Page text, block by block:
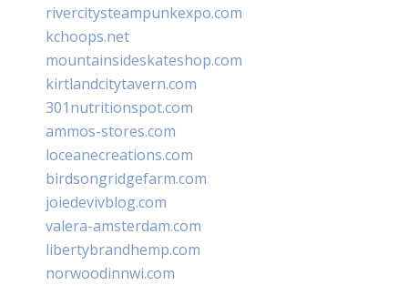
rivercitysteampunkexpo.com
kchoops.net
mountainsideskateshop.com
kirtlandcitytavern.com
301nutritionspot.com
ammos-stores.com
loceanecreations.com
birdsongridgefarm.com
joiedevivblog.com
valera-amsterdam.com
libertybrandhemp.com
norwoodinnwi.com